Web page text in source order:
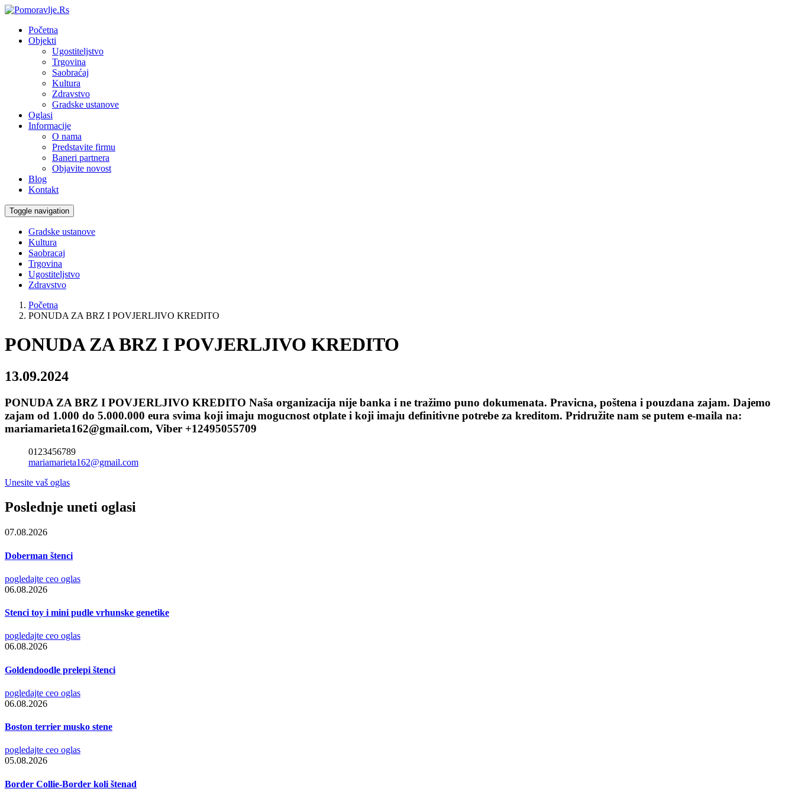
Početna
Objekti
Ugostiteljstvo
Trgovina
Saobraćaj
Kultura
Zdravstvo
Gradske ustanove
Oglasi
Informacije
O nama
Predstavite firmu
Baneri partnera
Objavite novost
Blog
Kontakt
Toggle navigation
Gradske ustanove
Kultura
Saobracaj
Trgovina
Ugostiteljstvo
Zdravstvo
Početna
PONUDA ZA BRZ I POVJERLJIVO KREDITO
PONUDA ZA BRZ I POVJERLJIVO KREDITO
13.09.2024
PONUDA ZA BRZ I POVJERLJIVO KREDITO Naša organizacija nije banka i ne tražimo puno dokumenata. Pravicna, poštena i pouzdana zajam. Dajemo
zajam od 1.000 do 5.000.000 eura svima koji imaju mogucnost otplate i koji imaju definitivne potrebe za kreditom. Pridružite nam se putem e-maila na:
mariamarieta162@gmail.com, Viber +12495055709
0123456789
mariamarieta162@gmail.com
Unesite vaš oglas
Poslednje uneti oglasi
07.08.2026
Doberman štenci
pogledajte ceo oglas
06.08.2026
Stenci toy i mini pudle vrhunske genetike
pogledajte ceo oglas
06.08.2026
Goldendoodle prelepi štenci
pogledajte ceo oglas
06.08.2026
Boston terrier musko stene
pogledajte ceo oglas
05.08.2026
Border Collie-Border koli štenad